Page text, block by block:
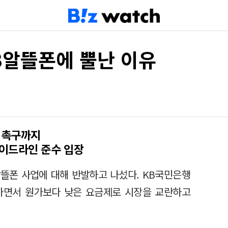
뜰폰에 뿔난 이유
구까지
라인 준수 입장
폰 사업에 대해 반발하고 나섰다. KB국민은행
서 원가보다 낮은 요금제로 시장을 교란하고